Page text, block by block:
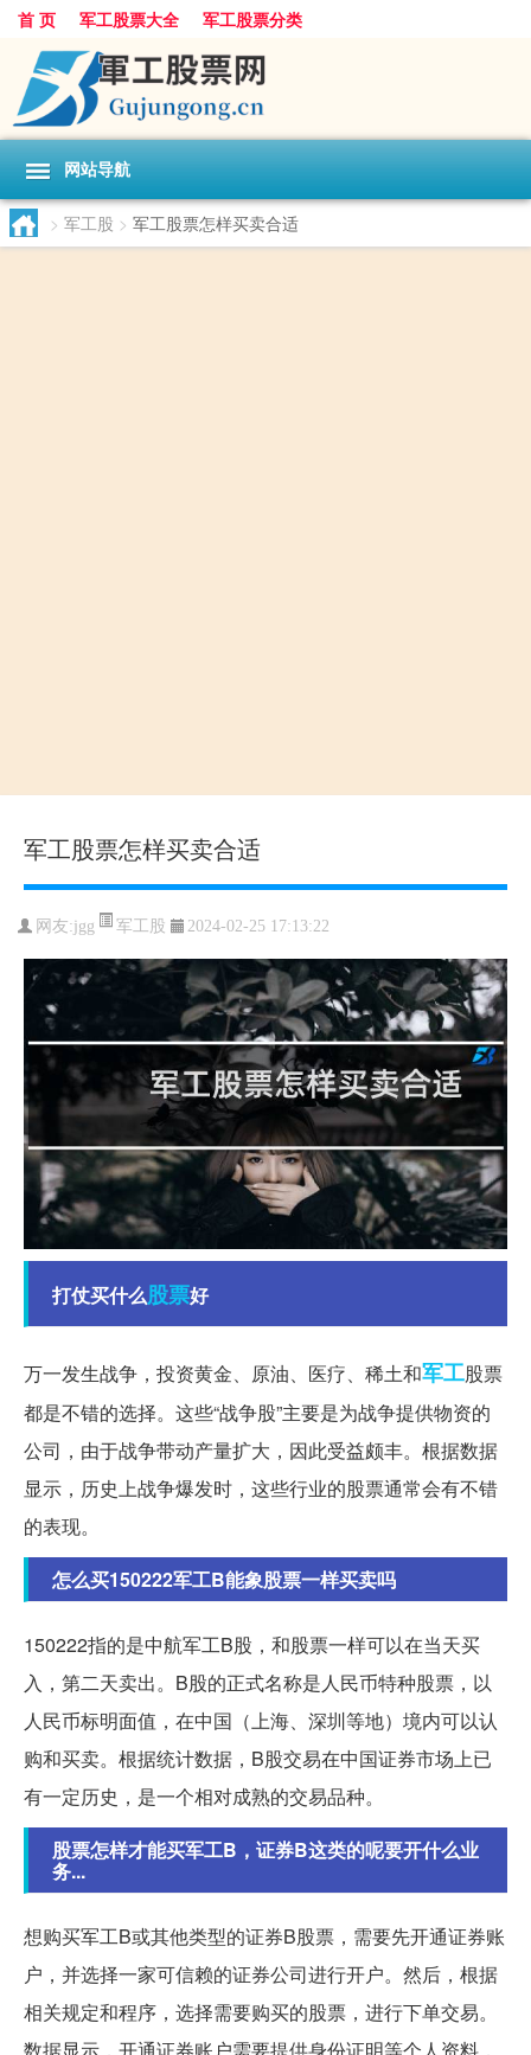
首 页 军工股票大全 军工股票分类
网站导航
> 军工股 > 军工股票怎样买卖合适
军工股票怎样买卖合适
网友:jgg 军工股 2024-02-25 17:13:22
打仗买什么股票好
万一发生战争，投资黄金、原油、医疗、稀土和军工股票
都是不错的选择。这些“战争股”主要是为战争提供物资的
公司，由于战争带动产量扩大，因此受益颇丰。根据数据
显示，历史上战争爆发时，这些行业的股票通常会有不错
的表现。
怎么买150222军工B能象股票一样买卖吗
150222指的是中航军工B股，和股票一样可以在当天买
入，第二天卖出。B股的正式名称是人民币特种股票，以
人民币标明面值，在中国（上海、深圳等地）境内可以认
购和买卖。根据统计数据，B股交易在中国证券市场上已
有一定历史，是一个相对成熟的交易品种。
股票怎样才能买军工B，证券B这类的呢要开什么业
务...
想购买军工B或其他类型的证券B股票，需要先开通证券账
户，并选择一家可信赖的证券公司进行开户。然后，根据
相关规定和程序，选择需要购买的股票，进行下单交易。
数据显示，开通证券账户需要提供身份证明等个人资料，